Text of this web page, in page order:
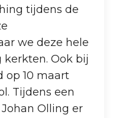
tijdens de
we deze hele
Ook bij
op 10 maart
Tijdens een
Olling er